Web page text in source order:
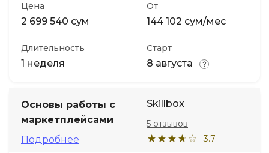
Цена
2 699 540 сум
От
144 102 сум/мес
Длительность
1 неделя
Старт
8 августа
Основы работы с
маркетплейсами
Подробнее
Skillbox
3.7
5 отзывов